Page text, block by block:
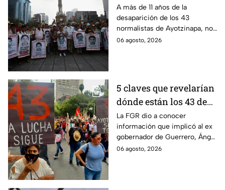
lupa por el caso
Ayotzinapa
A más de 11 años de la
desaparición de los 43
normalistas de Ayotzinapa, no
se ha conocido el paradero de
06 agosto, 2026
5 claves que revelarían
dónde están los 43 de
Ayotzinapa tras
captura de Ángel
Aguirre, ex gobernador
de Guerrero
La FGR dio a conocer
información que implicó al ex
gobernador de Guerrero, Ángel
Aguirre, quien fue detenido
06 agosto, 2026